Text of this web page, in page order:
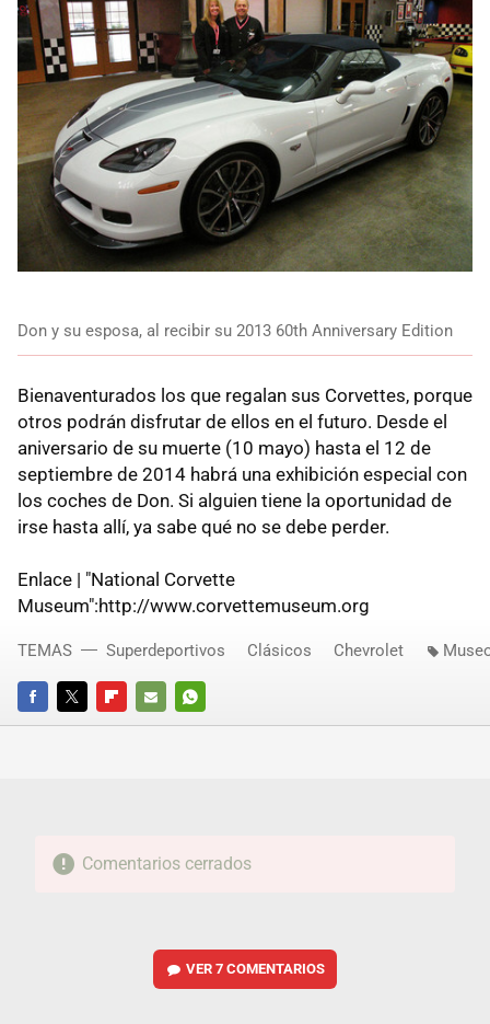
Don y su esposa, al recibir su 2013 60th Anniversary Edition
Bienaventurados los que regalan sus Corvettes, porque
otros podrán disfrutar de ellos en el futuro. Desde el
aniversario de su muerte (10 mayo) hasta el 12 de
septiembre de 2014 habrá una exhibición especial con
los coches de Don. Si alguien tiene la oportunidad de
irse hasta allí, ya sabe qué no se debe perder.
Enlace | "National Corvette
Museum":http://www.corvettemuseum.org
FACEBOOKTWITTERFLIPBOARD
E-
WHATSAPP
TEMAS Superdeportivos Clásicos Chevrolet
Comentarios cerrados
VER7 COMENTARIOS